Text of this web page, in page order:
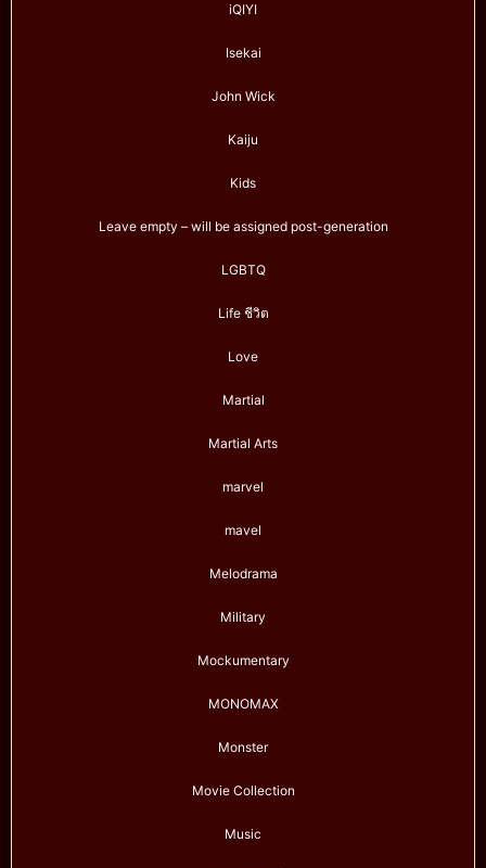
iQIYI
Isekai
John Wick
Kaiju
Kids
Leave empty – will be assigned post-generation
LGBTQ
Life ชีวิต
Love
Martial
Martial Arts
marvel
mavel
Melodrama
Military
Mockumentary
MONOMAX
Monster
Movie Collection
Music